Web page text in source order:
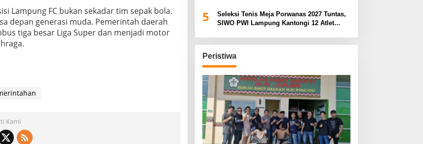
Lampung FC bukan sekadar tim sepak bola.
depan generasi muda. Pemerintah daerah
tiga besar Liga Super dan menjadi motor
Kami
5
Seleksi Tenis Meja Porwanas 2027 Tuntas,
SIWO PWI Lampung Kantongi 12 Atlet
Peristiwa